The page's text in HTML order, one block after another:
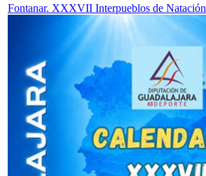
Fontanar. XXXVII Interpueblos de Natación